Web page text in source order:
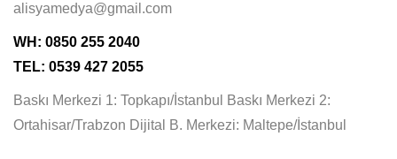
alisyamedya@gmail.com
WH: 0850 255 2040
TEL: 0539 427 2055
Baskı Merkezi 1: Topkapı/İstanbul Baskı Merkezi 2:
Ortahisar/Trabzon Dijital B. Merkezi: Maltepe/İstanbul